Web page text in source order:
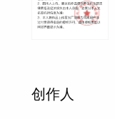
创作人